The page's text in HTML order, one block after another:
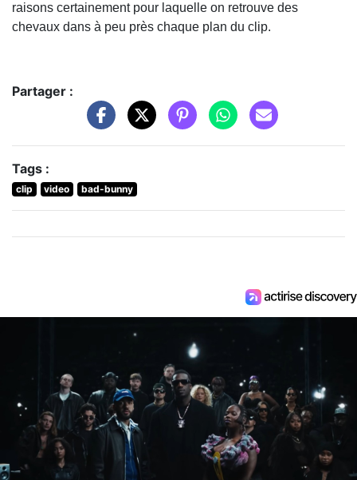
raisons certainement pour laquelle on retrouve des
chevaux dans à peu près chaque plan du clip.
Partager :
Tags :
clip video bad-bunny